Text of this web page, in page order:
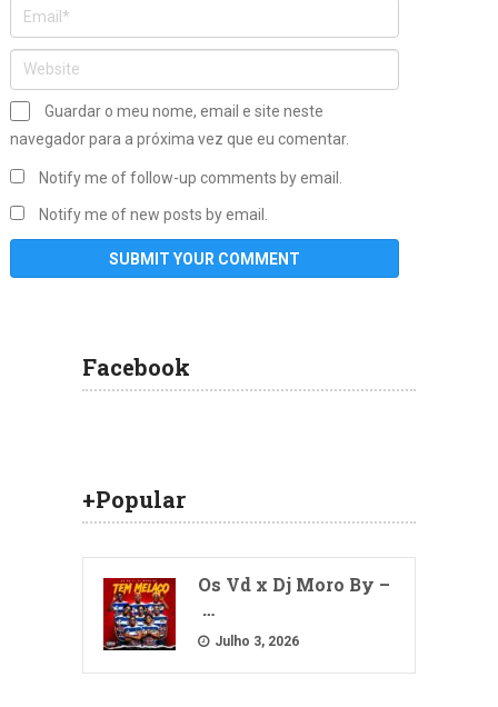
Guardar o meu nome, email e site neste
navegador para a próxima vez que eu comentar.
Notify me of follow-up comments by email.
Notify me of new posts by email.
Facebook
+Popular
Os Vd x Dj Moro By –
…
Julho 3, 2026